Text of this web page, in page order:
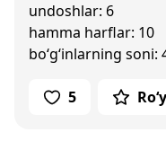
undoshlar: 6
hamma harflar: 10
bo‘g‘inlarning soni:
5